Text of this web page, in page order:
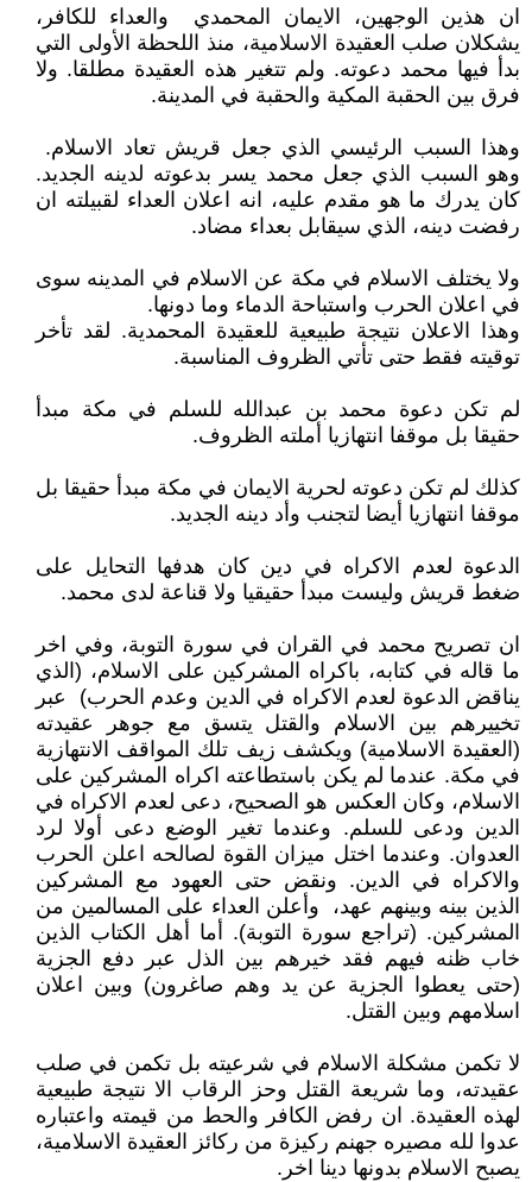
ان هذين الوجهين، الايمان المحمدي والعداء للكافر،
يشكلان صلب العقيدة الاسلامية، منذ اللحظة الأولى التي
بدأ فيها محمد دعوته. ولم تتغير هذه العقيدة مطلقا. ولا
فرق بين الحقبة المكية والحقبة في المدينة.
وهذا السبب الرئيسي الذي جعل قريش تعاد الاسلام.
وهو السبب الذي جعل محمد يسر بدعوته لدينه الجديد.
كان يدرك ما هو مقدم عليه، انه اعلان العداء لقبيلته ان
رفضت دينه، الذي سيقابل بعداء مضاد.
ولا يختلف الاسلام في مكة عن الاسلام في المدينه سوى
في اعلان الحرب واستباحة الدماء وما دونها.
وهذا الاعلان نتيجة طبيعية للعقيدة المحمدية. لقد تأخر
توقيته فقط حتى تأتي الظروف المناسبة.
لم تكن دعوة محمد بن عبدالله للسلم في مكة مبدأ
حقيقا بل موقفا انتهازيا أملته الظروف.
كذلك لم تكن دعوته لحرية الايمان في مكة مبدأ حقيقا بل
موقفا انتهازيا أيضا لتجنب وأد دينه الجديد.
الدعوة لعدم الاكراه في دين كان هدفها التحايل على
ضغط قريش وليست مبدأ حقيقيا ولا قناعة لدى محمد.
ان تصريح محمد في القران في سورة التوبة، وفي اخر
ما قاله في كتابه، باكراه المشركين على الاسلام، (الذي
يناقض الدعوة لعدم الاكراه في الدين وعدم الحرب) عبر
تخييرهم بين الاسلام والقتل يتسق مع جوهر عقيدته
(العقيدة الاسلامية) ويكشف زيف تلك المواقف الانتهازية
في مكة. عندما لم يكن باستطاعته اكراه المشركين على
الاسلام، وكان العكس هو الصحيح، دعى لعدم الاكراه في
الدين ودعى للسلم. وعندما تغير الوضع دعى أولا لرد
العدوان. وعندما اختل ميزان القوة لصالحه اعلن الحرب
والاكراه في الدين. ونقض حتى العهود مع المشركين
الذين بينه وبينهم عهد، وأعلن العداء على المسالمين من
المشركين. (تراجع سورة التوبة). أما أهل الكتاب الذين
خاب ظنه فيهم فقد خيرهم بين الذل عبر دفع الجزية
(حتى يعطوا الجزية عن يد وهم صاغرون) وبين اعلان
اسلامهم وبين القتل.
لا تكمن مشكلة الاسلام في شرعيته بل تكمن في صلب
عقيدته، وما شريعة القتل وحز الرقاب الا نتيجة طبيعية
لهذه العقيدة. ان رفض الكافر والحط من قيمته واعتباره
عدوا لله مصيره جهنم ركيزة من ركائز العقيدة الاسلامية،
يصبح الاسلام بدونها دينا اخر.